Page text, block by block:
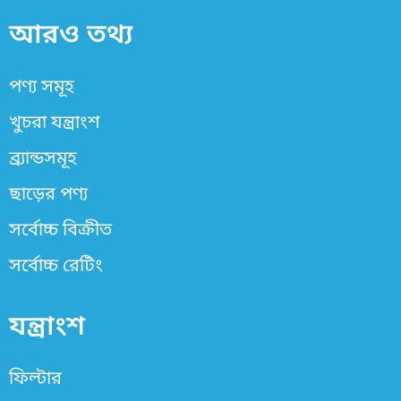
আরও তথ্য
পণ্য সমূহ
খুচরা যন্ত্রাংশ
ব্র্যান্ডসমূহ
ছাড়ের পণ্য
সর্বোচ্চ বিক্রীত
সর্বোচ্চ রেটিং
যন্ত্রাংশ
ফিল্টার